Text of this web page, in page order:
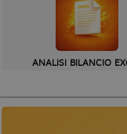
ANALISI BILANCIO